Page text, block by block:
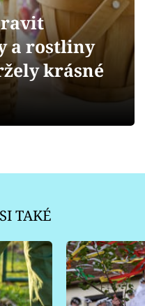
a rostliny
krásné
TAKÉ